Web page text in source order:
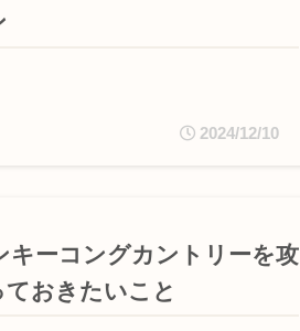
2024/12/10
キーコングカントリーを攻
おきたいこと